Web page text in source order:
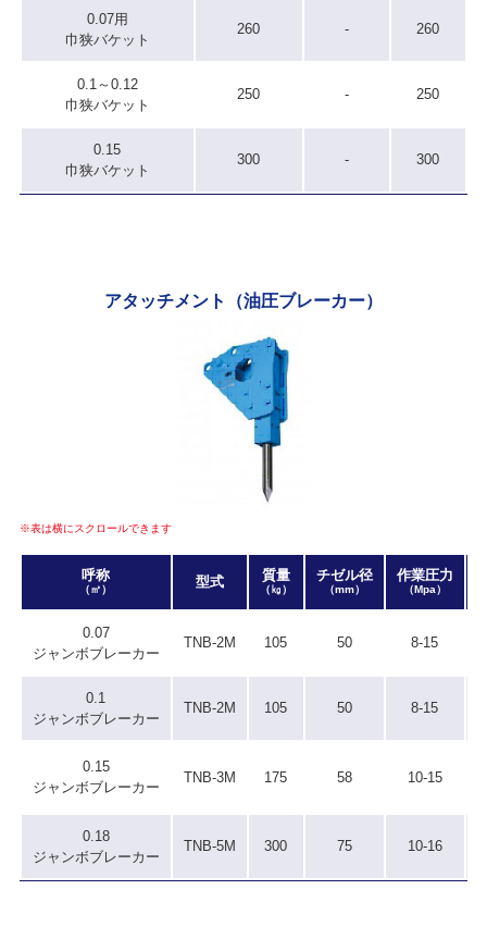
0.07用
巾狭バケット
260 - 260
0.1～0.12
巾狭バケット
250 - 250
0.15
巾狭バケット
300 - 300
アタッチメント（油圧ブレーカー）
※表は横にスクロールできます
呼称
（㎥） 型式 質量
（㎏）
チゼル径
（mm）
作業圧力
（Mpa）
0.07
ジャンボブレーカー
TNB-2M 105 50 8-15
0.1
ジャンボブレーカー
TNB-2M 105 50 8-15
0.15
ジャンボブレーカー
TNB-3M 175 58 10-15
0.18
ジャンボブレーカー
TNB-5M 300 75 10-16